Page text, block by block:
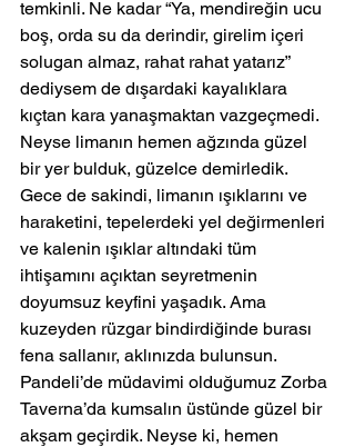
temkinli. Ne kadar “Ya, mendireğin ucu
boş, orda su da derindir, girelim içeri
solugan almaz, rahat rahat yatarız”
dediysem de dışardaki kayalıklara
kıçtan kara yanaşmaktan vazgeçmedi.
Neyse limanın hemen ağzında güzel
bir yer bulduk, güzelce demirledik.
Gece de sakindi, limanın ışıklarını ve
haraketini, tepelerdeki yel değirmenleri
ve kalenin ışıklar altındaki tüm
ihtişamını açıktan seyretmenin
doyumsuz keyfini yaşadık. Ama
kuzeyden rüzgar bindirdiğinde burası
fena sallanır, aklınızda bulunsun.
Pandeli’de müdavimi olduğumuz Zorba
Taverna’da kumsalın üstünde güzel bir
akşam geçirdik. Neyse ki, hemen